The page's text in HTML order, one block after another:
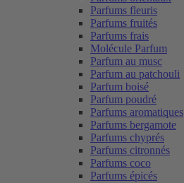
Parfums fleuris
Parfums fruités
Parfums frais
Molécule Parfum
Parfum au musc
Parfum au patchouli
Parfum boisé
Parfum poudré
Parfums aromatiques
Parfums bergamote
Parfums chyprés
Parfums citronnés
Parfums coco
Parfums épicés